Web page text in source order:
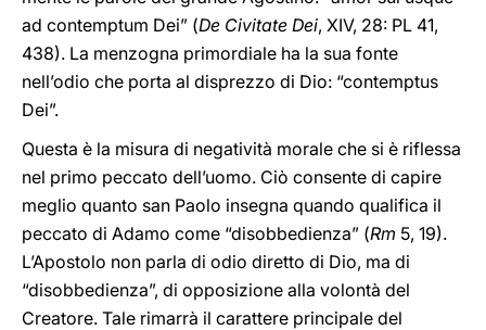
ad contemptum Dei” (De Civitate Dei, XIV, 28: PL 41,
438). La menzogna primordiale ha la sua fonte
nell’odio che porta al disprezzo di Dio: “contemptus
Dei”.
Questa è la misura di negatività morale che si è riflessa
nel primo peccato dell’uomo. Ciò consente di capire
meglio quanto san Paolo insegna quando qualifica il
peccato di Adamo come “disobbedienza” (Rm 5, 19).
L’Apostolo non parla di odio diretto di Dio, ma di
“disobbedienza”, di opposizione alla volontà del
Creatore. Tale rimarrà il carattere principale del